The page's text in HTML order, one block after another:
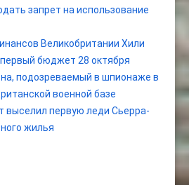
запрет на использование
Великобритании Хили
бюджет 28 октября
подозреваемый в шпионаже в
военной базе
выселил первую леди Сьерра-
жилья